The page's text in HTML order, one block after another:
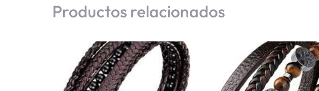
Productos relacionados